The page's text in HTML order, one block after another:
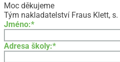
Moc děkujeme
Tým nakladatelství Fraus Klett, s.
Jméno:*
Adresa školy:*